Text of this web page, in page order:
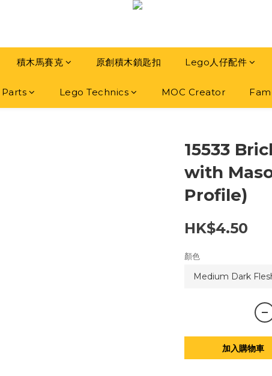
積木馬賽克 原創積木鎖匙扣 Lego人仔配件
Lego Technics MOC Creator
15533
with
Profile)
HK$4.50
顏色
加入購物車